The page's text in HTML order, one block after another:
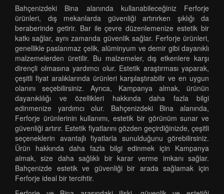
Bahçenizdeki Bina alanında kullanabileceğiniz Ferforje
ürünleri, dış mekanlarda güvenliği artırırken şıklığı da
beraberinde getirir. Bar ile çevre düzenlemenize estetik bir
katkı sağlar, aynı zamanda güvenlik sağlar. Ferforje ürünleri,
genellikle paslanmaz çelik, alüminyum ve demir gibi dayanıklı
malzemelerden üretilir. Bu malzemeler, dış etkenlere karşı
dirençli olmasına yardımcı olur. Estetik araştırması yaparak,
çeşitli fiyat aralıklarında ürünleri karşılaştırabilir ve en uygun
olanını seçebilirsiniz. Ayrıca, Kampanya almak, ürünün
dayanıklılığı ve özellikleri hakkında daha fazla bilgi
edinmenize yardımcı olur. Bahçenizdeki Bina alanında,
Ferforje ürünlerinin kullanımı, estetik bir görünüm sunar ve
güvenliği artırır. Estetik fiyatlarını gözden geçirdiğinizde, çeşitli
seçeneklerin avantajlı fiyatlarla sunulduğunu görebilirsiniz.
Ürün hakkında daha fazla bilgi edinmek için Kampanya
almak, size daha sağlıklı bir karar verme imkanı sağlar.
Bahçenizde estetik ve güvenliği bir arada sağlamak için
Ferforje ideal bir tercihtir.